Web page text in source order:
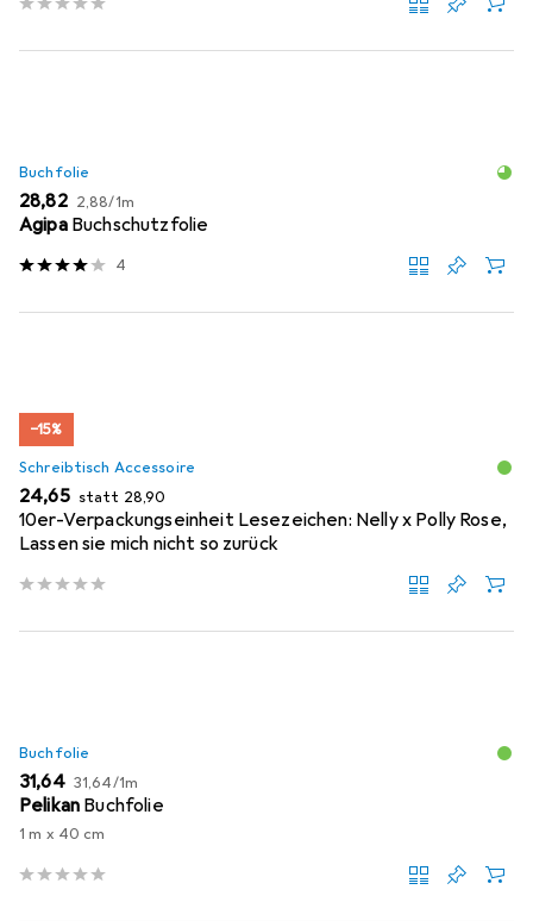
Buchfolie
EUR
28,82 EUR
2,88/1m
Agipa Buchschutzfolie
4
−15%
Schreibtisch Accessoire
EUR
24,65 statt EUR
28,90
10er-Verpackungseinheit Lesezeichen: Nelly x Polly Rose,
Lassen sie mich nicht so zurück
Buchfolie
EUR
31,64 EUR
31,64/1m
Pelikan Buchfolie
1 m x 40 cm